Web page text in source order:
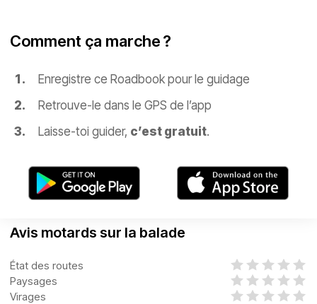
Comment ça marche ?
Enregistre ce Roadbook pour le guidage
Retrouve-le dans le GPS de l’app
Laisse-toi guider, c’est gratuit.
Avis motards sur la balade
État des routes
Paysages
Virages